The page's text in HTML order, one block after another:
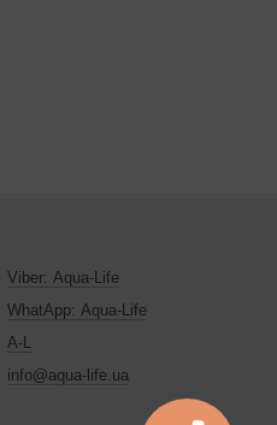
Viber: Aqua-Life
WhatApp: Aqua-Life
A-L
info@aqua-life.ua